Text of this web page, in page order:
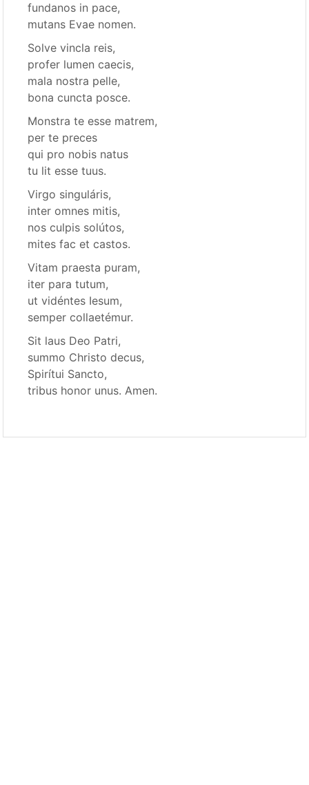
fundanos in pace,
mutans Evae nomen.
Solve vincla reis,
profer lumen caecis,
mala nostra pelle,
bona cuncta posce.
Monstra te esse matrem,
per te preces
qui pro nobis natus
tu lit esse tuus.
Virgo singuláris,
inter omnes mitis,
nos culpis solútos,
mites fac et castos.
Vitam praesta puram,
iter para tutum,
ut vidéntes Iesum,
semper collaetémur.
Sit laus Deo Patri,
summo Christo decus,
Spirítui Sancto,
tribus honor unus. Amen.